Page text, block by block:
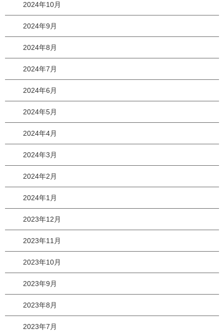
2024年10月
2024年9月
2024年8月
2024年7月
2024年6月
2024年5月
2024年4月
2024年3月
2024年2月
2024年1月
2023年12月
2023年11月
2023年10月
2023年9月
2023年8月
2023年7月